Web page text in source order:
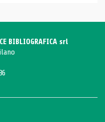
BIBLIOGRAFICA srl